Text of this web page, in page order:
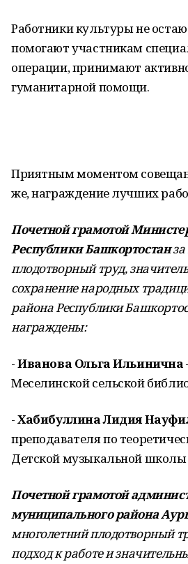
Работники культуры не
помогают участникам
операции, принимают
гуманитарной помощи.
Приятным моментом
же, награждение лучших
Почетной грамотой
Республики Башкортостанза
плодотворный труд,
сохранение народных
района Республики
награждены:
-Иванова Ольга Ильинична
Меселинской сельской
-Хабибуллина Лидия
преподавателя по
Детской музыкальной
Почетной грамотой
муниципального района
многолетний плодотворный
подход к работе и